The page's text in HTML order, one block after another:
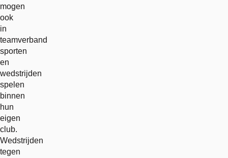
mogen
ook
in
teamverband
sporten
en
wedstrijden
spelen
binnen
hun
eigen
club.
Wedstrijden
tegen